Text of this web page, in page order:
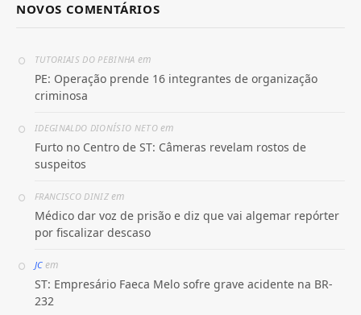
NOVOS COMENTÁRIOS
TUTORIAIS DO PEBINHA em
PE: Operação prende 16 integrantes de organização
criminosa
IDEGINALDO DIONÍSIO NETOem
Furto no Centro de ST: Câmeras revelam rostos de
suspeitos
FRANCISCO DINIZem
Médico dar voz de prisão e diz que vai algemar repórter
por fiscalizar descaso
JCem
ST: Empresário Faeca Melo sofre grave acidente na BR-
232